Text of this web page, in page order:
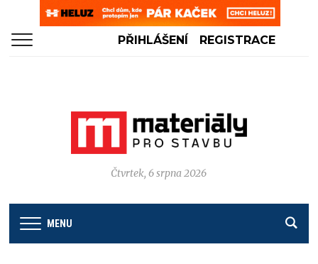
PŘIHLÁŠENÍ REGISTRACE
Čtvrtek, 6 srpna 2026
MENU